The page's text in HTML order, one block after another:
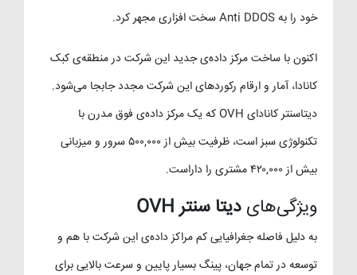
خود را به Anti DDOS سخت افزاری مجهر کرد.
اکنون با ساخت مرکز داده‌ی جدید این شرکت در منطقه‌ی کبک
کانادا، آمار و ارقام رکوردهای این شرکت مجدد جابجا می‌شود.
دیتاسنتر کانادای OVH که یک مرکز داده‌ی فوق مدرن با
تکنولوژی سبز است، ظرفیت بیش از ۵۰۰,۰۰۰ سرور و میزبانی
بیش از ۴۲۰,۰۰۰ مشتری را داراست.
ویژگی‌های دیتا سنتر OVH
به دلیل فاصله‌ جغرافیایی کم مراکز داده‌ی این شرکت با هم و
توسعه‌ در تمام جهان، پینگ بسیار پایین و سرعت بالایی برای